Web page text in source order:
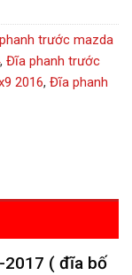
trước mazda
, Đĩa phanh trước
2016, Đĩa phanh
2017 ( đĩa bố